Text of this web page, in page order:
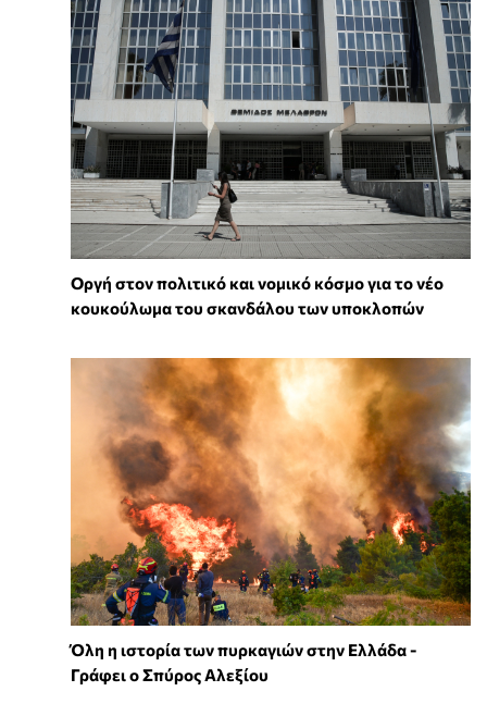
Οργή στον πολιτικό και νομικό κόσμο για το νέο
κουκούλωμα του σκανδάλου των υποκλοπών
Όλη η ιστορία των πυρκαγιών στην Ελλάδα -
Γράφει ο Σπύρος Αλεξίου